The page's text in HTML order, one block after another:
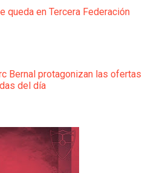
queda en Tercera Federación
Bernal protagonizan las ofertas
del día